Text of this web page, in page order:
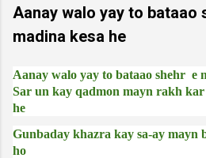
Aanay walo yay to bataao
madina kesa he
Aanay walo yay to bataao shehr e
Sar un kay qadmon mayn rakh
he
Gunbaday khazra kay sa-ay mayn
ho